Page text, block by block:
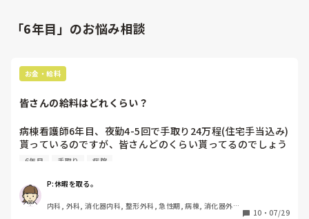
「6年目」のお悩み相談
お金・給料
皆さんの給料はどれくらい？
病棟看護師6年目、夜勤4-5回で手取り24万程(住宅手当込み)
貰っているのですが、皆さんどのくらい貰ってるのでしょう
か？
6年目 手取り 病院
P:休暇を取る。
内科, 外科, 消化器内科, 整形外科, 急性期, 病棟, 消化器外
10 ・ 07/29